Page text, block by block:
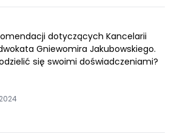
dotyczących Kancelarii
Gniewomira Jakubowskiego.
się swoimi doświadczeniami?